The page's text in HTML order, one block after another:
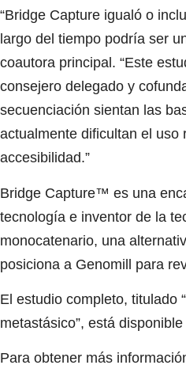
“Bridge Capture igualó o
largo del tiempo podría ser
coautora principal. “Este
consejero delegado y
secuenciación sientan las
actualmente dificultan el
accesibilidad.”
Bridge Capture™ es una
tecnología e inventor de la
monocatenario, una
posiciona a Genomill para
El estudio completo, titulado
metastásico”, está disponible
Para obtener más